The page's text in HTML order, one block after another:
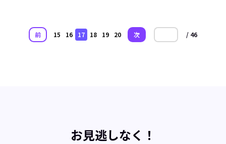
前 15 16 17 18 19 20 次 / 46
お見逃しなく！